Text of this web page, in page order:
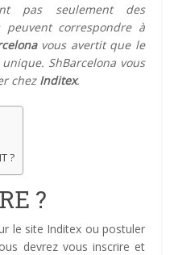
pas seulement des
peuvent correspondre à
vous avertit que le
ShBarcelona vous
chez Inditex.
?
?
le site Inditex ou postuler
devrez vous inscrire et